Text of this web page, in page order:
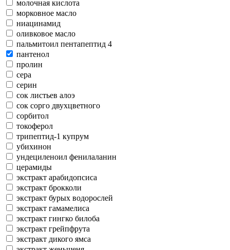
молочная кислота
морковное масло
ниацинамид
оливковое масло
пальмитоил пентапептид 4
пантенол
пролин
сера
серин
сок листьев алоэ
сок сорго двухцветного
сорбитол
токоферол
трипептид-1 купрум
убихинон
ундециленоил фенилаланин
церамиды
экстракт арабидопсиса
экстракт брокколи
экстракт бурых водорослей
экстракт гамамелиса
экстракт гингко билоба
экстракт грейпфрута
экстракт дикого ямса